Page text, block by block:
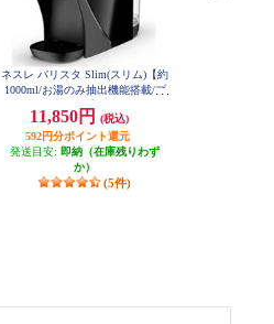
ネスレ バリスタ Slim(スリム)【約
1000ml/お湯のみ抽出機能搭載/プ
11,850円
(税込)
592円分ポイント還元
発送目安: 即納（在庫残りわず
か）
(5件)